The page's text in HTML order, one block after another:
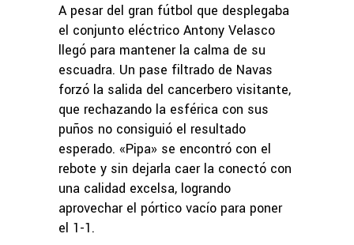
A pesar del gran fútbol que desplegaba
el conjunto eléctrico Antony Velasco
llegó para mantener la calma de su
escuadra. Un pase filtrado de Navas
forzó la salida del cancerbero visitante,
que rechazando la esférica con sus
puños no consiguió el resultado
esperado. «Pipa» se encontró con el
rebote y sin dejarla caer la conectó con
una calidad excelsa, logrando
aprovechar el pórtico vacío para poner
el 1-1.